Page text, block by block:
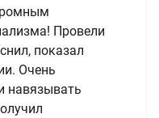
Провели
показал
Очень
навязывать